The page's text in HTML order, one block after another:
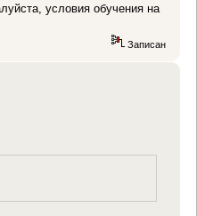
условия обучения на
Записан